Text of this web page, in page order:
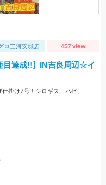
ロ三河安城店 457 view
目達成!!】IN吉良周辺☆イ
ライトショットシンカー7号＋ちょい投げ仕掛け7号！シロギス、ハゼ、ゼンメ、サッパ、セイゴ、チャリコの6種目達成!!!